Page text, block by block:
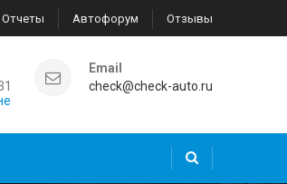
Отчеты Автофорум Отзывы
Email
check@check-auto.ru